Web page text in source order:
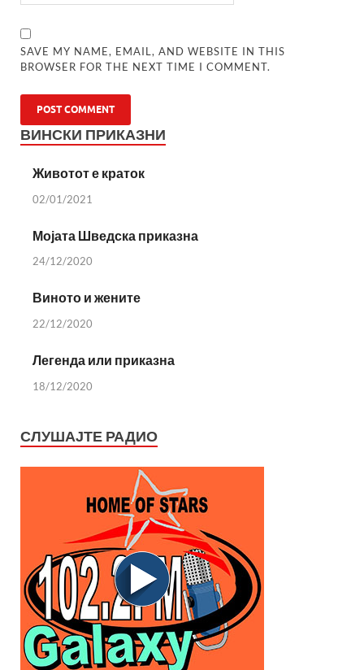
SAVE MY NAME, EMAIL, AND WEBSITE IN THIS
BROWSER FOR THE NEXT TIME I COMMENT.
ВИНСКИ ПРИКАЗНИ
Животот е краток
02/01/2021
Мојата Шведска приказна
24/12/2020
Виното и жените
22/12/2020
Легенда или приказна
18/12/2020
СЛУШАЈТЕ РАДИО